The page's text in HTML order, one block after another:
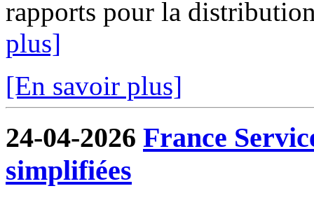
rapports pour la
plus]
[En savoir plus]
24-04-2026 France
simplifiées